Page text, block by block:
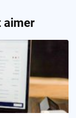
aimer